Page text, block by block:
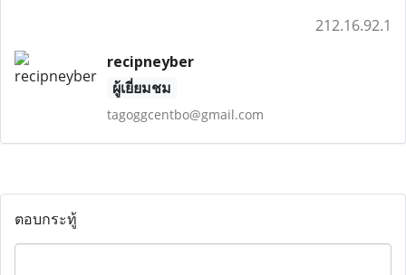
212.16.92.1
recipneyber
ผู้เยี่ยมชม
tagoggcentbo@gmail.com
ตอบกระทู้